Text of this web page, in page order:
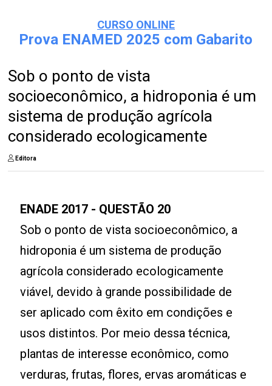
CURSO ONLINE
Prova ENAMED 2025 com Gabarito
Sob o ponto de vista
socioeconômico, a hidroponia é um
sistema de produção agrícola
considerado ecologicamente
Editora
ENADE 2017 - QUESTÃO 20
Sob o ponto de vista socioeconômico, a
hidroponia é um sistema de produção
agrícola considerado ecologicamente
viável, devido à grande possibilidade de
ser aplicado com êxito em condições e
usos distintos. Por meio dessa técnica,
plantas de interesse econômico, como
verduras, frutas, flores, ervas aromáticas e